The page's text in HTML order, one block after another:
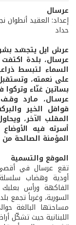
عرسال
إعداد: العقيد
حداد
عرش ايل يتجسّد
عرسال، بلدة
السماء لتبسط
على نعمته،
بساتين غنّاء
عرسـال، مـارد
قوافل الخير
المقلب الآخر،
أسرته فيه
المؤمنة الصالحة من
الموقع والتسمية
تقع عرسال في
أودية وهضاب سلسلة
الفاكهة ورأس بعلبك
السورية، وغرباً تجمع
اللبنانية حيث تشكّل أراضيها 5٪ من